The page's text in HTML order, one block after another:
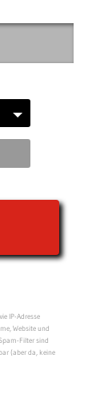
IP-Adresse
Website und
Filter sind
(aber da, keine